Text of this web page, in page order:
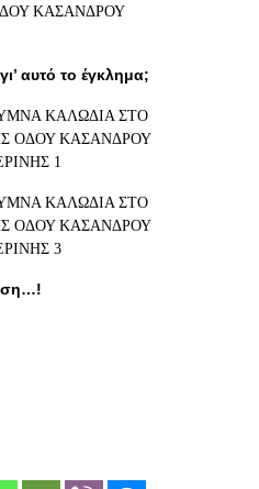
αυτό το έγκλημα;